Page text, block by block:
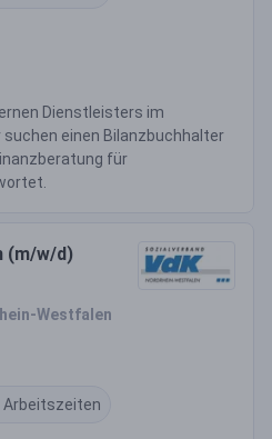
Dienstleisters im
suchen einen Bilanzbuchhalter
für
(m/w/d)
Westfalen
Arbeitszeiten